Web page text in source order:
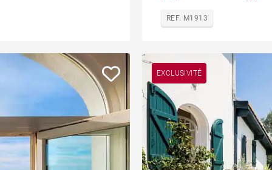
REF. M1913
EXCLUSIVITÉ